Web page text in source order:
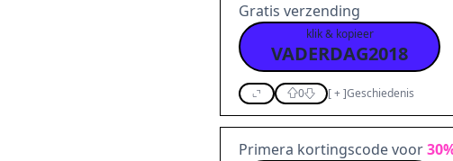
Gratis verzending
klik & kopieer
VADERDAG2018
0 [+]Geschiedenis
Primera kortingscode voor